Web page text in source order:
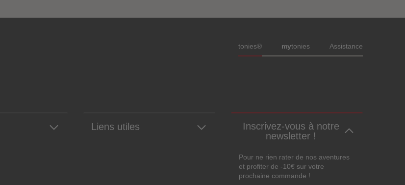
Pied de page de méta-navigation
tonies® mytonies Assistance
Liens utiles
Inscrivez-vous à notre
newsletter !
Pour ne rien rater de nos aventures
et profiter de -10€ sur votre
prochaine commande !